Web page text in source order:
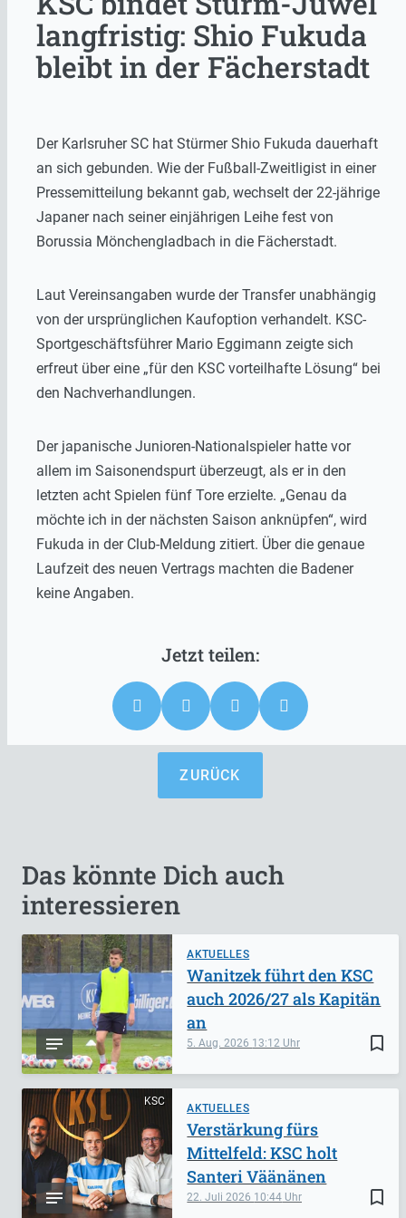
langfristig: Shio Fukuda
bleibt in der Fächerstadt
Der Karlsruher SC hat Stürmer Shio Fukuda dauerhaft
an sich gebunden. Wie der Fußball-Zweitligist in einer
Pressemitteilung bekannt gab, wechselt der 22-jährige
Japaner nach seiner einjährigen Leihe fest von
Borussia Mönchengladbach in die Fächerstadt.
Laut Vereinsangaben wurde der Transfer unabhängig
von der ursprünglichen Kaufoption verhandelt. KSC-
Sportgeschäftsführer Mario Eggimann zeigte sich
erfreut über eine „für den KSC vorteilhafte Lösung“ bei
den Nachverhandlungen.
Der japanische Junioren-Nationalspieler hatte vor
allem im Saisonendspurt überzeugt, als er in den
letzten acht Spielen fünf Tore erzielte. „Genau da
möchte ich in der nächsten Saison anknüpfen“, wird
Fukuda in der Club-Meldung zitiert. Über die genaue
Laufzeit des neuen Vertrags machten die Badener
keine Angaben.
ZURÜCK
Das könnte Dich auch
interessieren
AKTUELLES
bookmark_border
5. Aug. 2026 13:12
Wanitzek führt den KSC
auch 2026/27 als Kapitän
an
KSC
AKTUELLES
bookmark_border
22. Juli 2026 10:44
Verstärkung fürs
Mittelfeld: KSC holt
Santeri Väänänen